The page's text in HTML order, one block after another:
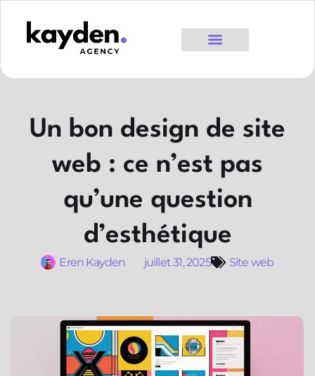
Un bon design de site
web : ce n’est pas
qu’une question
d’esthétique
Eren Kayden juillet 31, 2025 Site web